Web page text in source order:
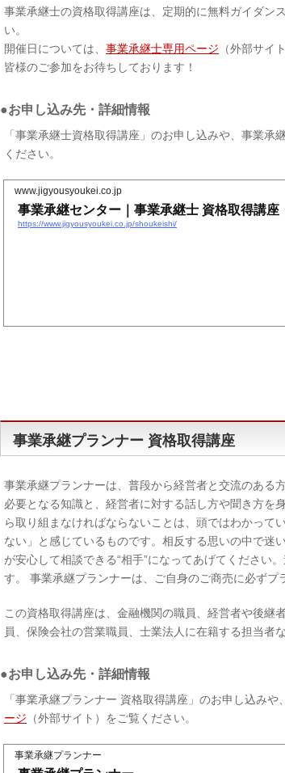
事業承継士の資格取得講座は、定期的に無料ガイダン
い。
開催日については、 事業承継士専用ページ （外部サイ
皆様のご参加をお待ちしております！
●お申し込み先・詳細情報
「事業承継士資格取得講座」のお申し込みや、事業承
ください。
www.jigyousyoukei.co.jp
事業承継センター｜事業承継士 資格取得講座
https://www.jigyousyoukei.co.jp/shoukeishi/
事業承継プランナー 資格取得講座
事業承継プランナーは、普段から経営者と交流のある
必要となる知識と、経営者に対する話し方や聞き方を
ら取り組まなければならないことは、頭ではわかって
ない」と感じているものです。相反する思いの中で迷
が安心して相談できる“相手”になってあげてください
す。 事業承継プランナーは、ご自身のご商売に必ずプ
この資格取得講座は、金融機関の職員、経営者や後継
員、保険会社の営業職員、士業法人に在籍する担当者
●お申し込み先・詳細情報
「事業承継プランナー 資格取得講座」のお申し込み
ージ （外部サイト）をご覧ください。
事業承継プランナー